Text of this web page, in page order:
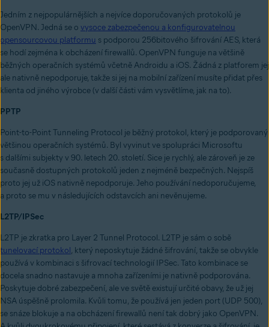
Jedním z nejpopulárnějších a nejvíce doporučovaných protokolů je
OpenVPN. Jedná se o vysoce zabezpečenou a konfigurovatelnou
opensourcovou platformu s podporou 256bitového šifrování AES, která
se hodí zejména k obcházení firewallů. OpenVPN funguje na většině
běžných operačních systémů včetně Androidu a iOS. Žádná z platforem jej
ale nativně nepodporuje, takže si jej na mobilní zařízení musíte přidat přes
klienta od jiného výrobce (v další části vám vysvětlíme, jak na to).
PPTP
Point-to-Point Tunneling Protocol je běžný protokol, který je podporovaný
většinou operačních systémů. Byl vyvinut ve spolupráci Microsoftu
s dalšími subjekty v 90. letech 20. století. Sice je rychlý, ale zároveň je ze
současně dostupných protokolů jeden z nejméně bezpečných. Nejspíš
proto jej už iOS nativně nepodporuje. Jeho používání nedoporučujeme,
a proto se mu v následujících odstavcích ani nevěnujeme.
L2TP/IPSec
L2TP je zkratka pro Layer 2 Tunnel Protocol. L2TP je sám o sobě
tunelovací protokol, který neposkytuje žádné šifrování, takže se obvykle
používá v kombinaci s šifrovací technologií IPSec. Tato kombinace se
docela snadno nastavuje a mnoha zařízeními je nativně podporována.
Poskytuje dobré zabezpečení, ale ve světě existují určité obavy, že už jej
NSA úspěšně prolomila. Kvůli tomu, že používá jen jeden port (UDP 500),
se snáze blokuje a na obcházení firewallů není tak dobrý jako OpenVPN.